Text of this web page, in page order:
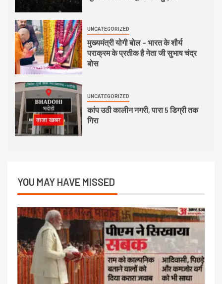
UNCATEGORIZED
मुख्यमंत्री योगी बोल – भारत के शौर्य
पराक्रम के प्रतीक है नेता जी सुभाष चंद्र
बोस
UNCATEGORIZED
कांप उठी कालीन नगरी, पारा 5 डिग्री तक
गिरा
YOU MAY HAVE MISSED